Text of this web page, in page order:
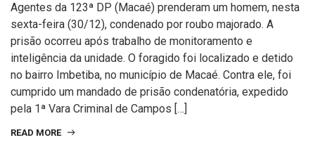
Agentes da 123ª DP (Macaé) prenderam um homem, nesta
sexta-feira (30/12), condenado por roubo majorado. A
prisão ocorreu após trabalho de monitoramento e
inteligência da unidade. O foragido foi localizado e detido
no bairro Imbetiba, no município de Macaé. Contra ele, foi
cumprido um mandado de prisão condenatória, expedido
pela 1ª Vara Criminal de Campos […]
READ MORE